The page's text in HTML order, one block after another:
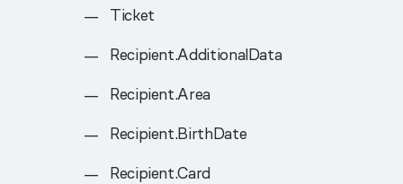
Ticket
Recipient.AdditionalData
Recipient.Area
Recipient.BirthDate
Recipient.Card